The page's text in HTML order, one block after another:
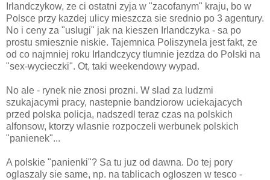
Irlandczykow, ze ci ostatni zyja w "zacofanym" kraju, bo w
Polsce przy kazdej ulicy mieszcza sie srednio po 3 agentury.
No i ceny za "uslugi" jak na kieszen Irlandczyka - sa po
prostu smiesznie niskie. Tajemnica Poliszynela jest fakt, ze
od co najmniej roku Irlandczycy tlumnie jezdza do Polski na
"sex-wycieczki". Ot, taki weekendowy wypad.
No ale - rynek nie znosi prozni. W slad za ludzmi
szukajacymi pracy, nastepnie bandziorow uciekajacych
przed polska policja, nadszedl teraz czas na polskich
alfonsow, ktorzy wlasnie rozpoczeli werbunek polskich
"panienek"...
A polskie "panienki"? Sa tu juz od dawna. Do tej pory
oglaszaly sie same, np. na tablicach ogloszen w tesco -